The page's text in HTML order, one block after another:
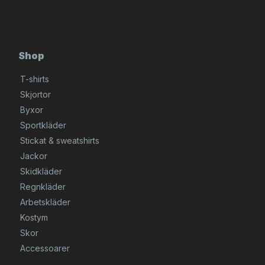
Shop
T-shirts
Skjortor
Byxor
Sportkläder
Stickat & sweatshirts
Jackor
Skidkläder
Regnkläder
Arbetskläder
Kostym
Skor
Accessoarer